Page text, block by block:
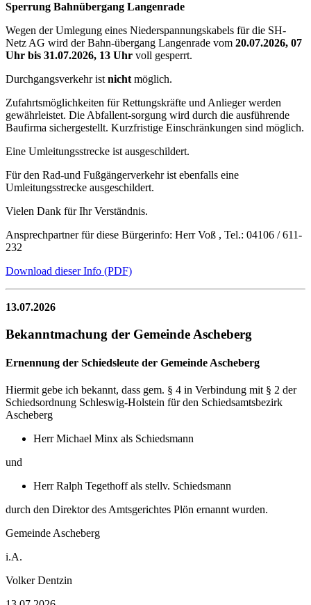
Sperrung Bahnübergang Langenrade
Wegen der Umlegung eines Niederspannungskabels für die SH-
Netz AG wird der Bahn-übergang Langenrade vom 20.07.2026, 07
Uhr bis 31.07.2026, 13 Uhr voll gesperrt.
Durchgangsverkehr ist nicht möglich.
Zufahrtsmöglichkeiten für Rettungskräfte und Anlieger werden
gewährleistet. Die Abfallent-sorgung wird durch die ausführende
Baufirma sichergestellt. Kurzfristige Einschränkungen sind möglich.
Eine Umleitungsstrecke ist ausgeschildert.
Für den Rad-und Fußgängerverkehr ist ebenfalls eine
Umleitungsstrecke ausgeschildert.
Vielen Dank für Ihr Verständnis.
Ansprechpartner für diese Bürgerinfo: Herr Voß , Tel.: 04106 / 611-
232
Download dieser Info (PDF)
13.07.2026
Bekanntmachung der Gemeinde Ascheberg
Ernennung der Schiedsleute der Gemeinde Ascheberg
Hiermit gebe ich bekannt, dass gem. § 4 in Verbindung mit § 2 der
Schiedsordnung Schleswig-Holstein für den Schiedsamtsbezirk
Ascheberg
Herr Michael Minx als Schiedsmann
und
Herr Ralph Tegethoff als stellv. Schiedsmann
durch den Direktor des Amtsgerichtes Plön ernannt wurden.
Gemeinde Ascheberg
i.A.
Volker Dentzin